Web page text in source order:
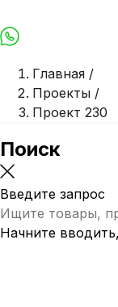
MaxWhatsApp
Главная /
Проекты /
Проект 230
Поиск
Введите запрос
Начните